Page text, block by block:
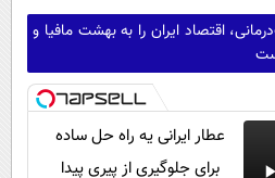
اقتصاد ایران را به بهشت مافیا و
عطار ایرانی یه راه حل ساده
برای جلوگیری از پیری پیدا